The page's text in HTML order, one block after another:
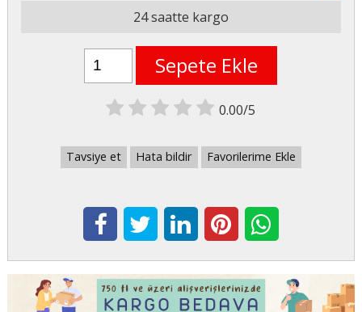
24 saatte kargo
Sepete Ekle
0.00/5
Tavsiye et Hata bildir Favorilerime Ekle